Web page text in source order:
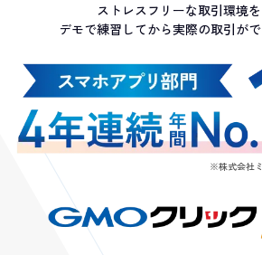
ストレスフリーな取引環境を
デモで練習してから実際の取引がで
※株式会社